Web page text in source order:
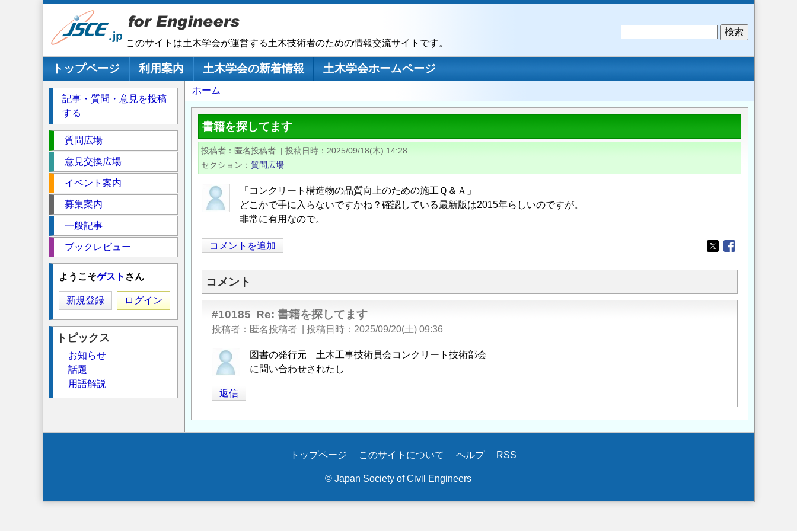
このサイトは土木学会が運営する土木技術者のための情報交流サイトです。
メインナビゲーション
トップページ 利用案内 土木学会の新着情報
土木学会ホームページ
パ
ン
く
ず
ホーム
書籍を探してます
投稿者 匿名投稿者 | 投稿日時
2025/09/18(木) 14:28
セクション
質問広場
「コンクリート構造物の品質向上のための施工Ｑ＆Ａ」
どこかで手に入らないですかね？確認している最新版は2015年らしいのですが。
非常に有用なので。
コメントを追加
Opens in a new
Opens in a new
コメント
#10185 Re: 書籍を探してます
投稿者 匿名投稿者 投稿日時 2025/09/20(土) 09:36
図書の発行元 土木工事技術員会コンクリート技術部会
に問い合わせされたし
返信
記事・質問・意見を投稿
する
ク
シ
質問広場
意見交換広場
イベント案内
募集案内
一般記事
ブックレビュー
ようこそゲスト さん
新規登録 ログイン
トピックス
お知らせ
話題
用語解説
トップページ このサイトについて ヘルプ RSS
© Japan Society of Civil Engineers